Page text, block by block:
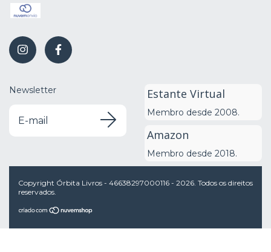
Newsletter Estante Virtual
Membro desde 2008.
Amazon
Membro desde 2018.
Copyright Órbita Livros - 46638297000116 - 2026. Todos os direitos
reservados.